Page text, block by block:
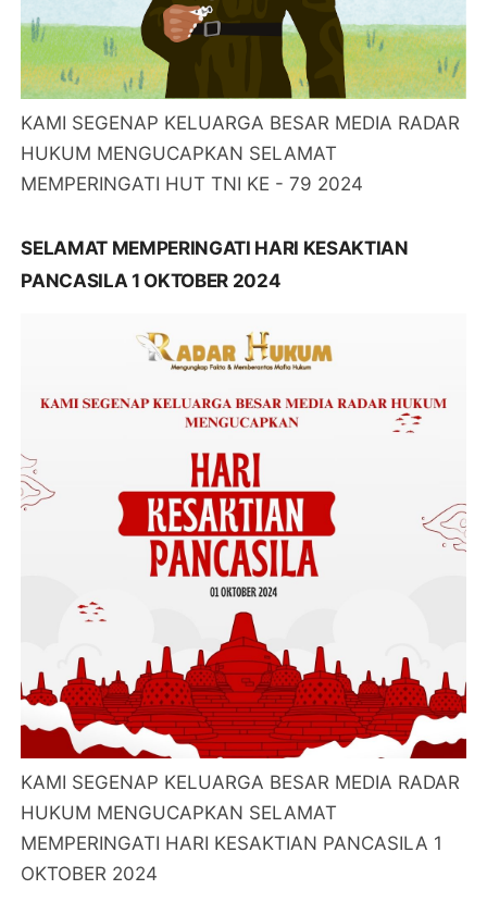
KAMI SEGENAP KELUARGA BESAR MEDIA RADAR
HUKUM MENGUCAPKAN SELAMAT
MEMPERINGATI HUT TNI KE - 79 2024
SELAMAT MEMPERINGATI HARI KESAKTIAN
PANCASILA 1 OKTOBER 2024
KAMI SEGENAP KELUARGA BESAR MEDIA RADAR
HUKUM MENGUCAPKAN SELAMAT
MEMPERINGATI HARI KESAKTIAN PANCASILA 1
OKTOBER 2024